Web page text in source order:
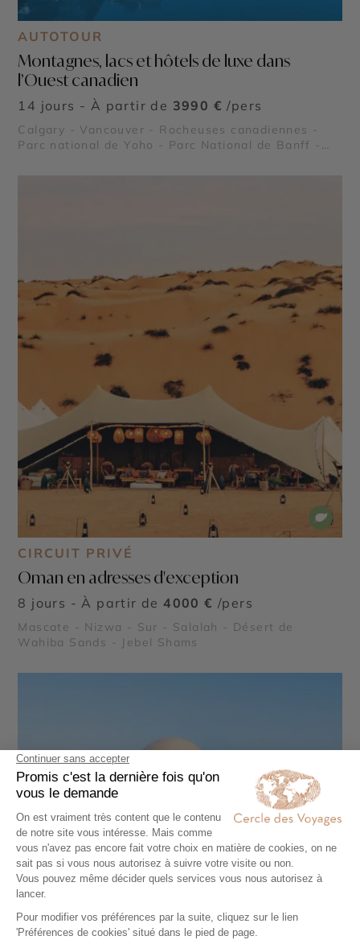
AUTOTOUR
Montagnes, lacs et hôtels de luxe dans
l’Ouest canadien
14 jours - À partir de 3990 € /pers
Calgary - Vancouver - Rocheuses canadiennes -
Parc national de Yoho - Parc National de Banff -
CIRCUIT PRIVÉ
Oman en adresses d'exception
8 jours - À partir de 4000 € /pers
Mascate - Nizwa - Sur - Salalah - Désert de
Wahiba Sands - Jebel Shams